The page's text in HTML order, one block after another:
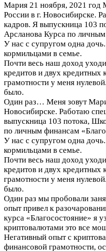
Мария 21 ноября, 2021 год
России в г. Новосибирске.
кадров. Я выпускница 103
Арсланова Курса по
У нас с супругом одна
кормильцами в семье.
Почти весь наш доход
кредитов и двух кредитных
грамотности у меня
было.
Один раз… Меня зовут
Новосибирске. Работаю
выпускница 103 потока,
по личным финансам
У нас с супругом одна
кормильцами в семье.
Почти весь наш доход
кредитов и двух кредитных
грамотности у меня
было.
Один раз мы пробовали
опыт привел к
курса «Благосостояние» я
криптовалютами это все
Негативный опыт с
финансовой грамотности,